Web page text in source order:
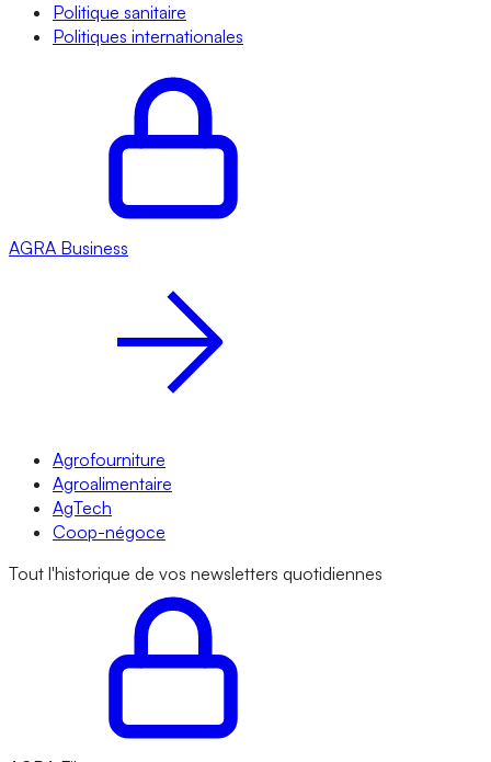
Politique sanitaire
Politiques internationales
AGRA Business
Agrofourniture
Agroalimentaire
AgTech
Coop-négoce
Tout l'historique de vos newsletters quotidiennes